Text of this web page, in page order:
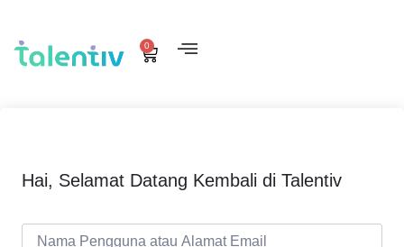
0
Hai, Selamat Datang Kembali di Talentiv